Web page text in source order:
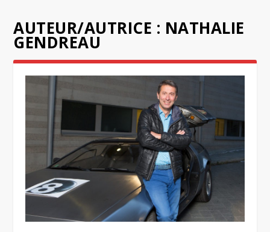
AUTEUR/AUTRICE : NATHALIE
GENDREAU